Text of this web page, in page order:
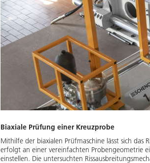
Biaxiale Prüfung einer Kreuzprobe
Mithilfe der biaxialen Prüfmaschine lässt sich das
erfolgt an einer vereinfachten Probengeometrie
einstellen. Die untersuchten